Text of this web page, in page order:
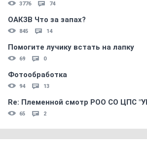
3776 74
ОАКЗВ Что за запах?
845 14
Помогите лучику встать на лапку
69 0
Фотообработка
94 13
Re: Племеннoй смoтр РOO CO ЦПС
65 2